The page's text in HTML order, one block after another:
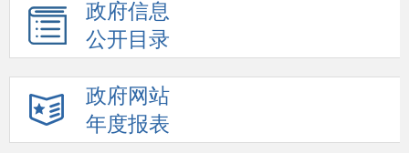
政府信息
公开目录
政府网站
年度报表